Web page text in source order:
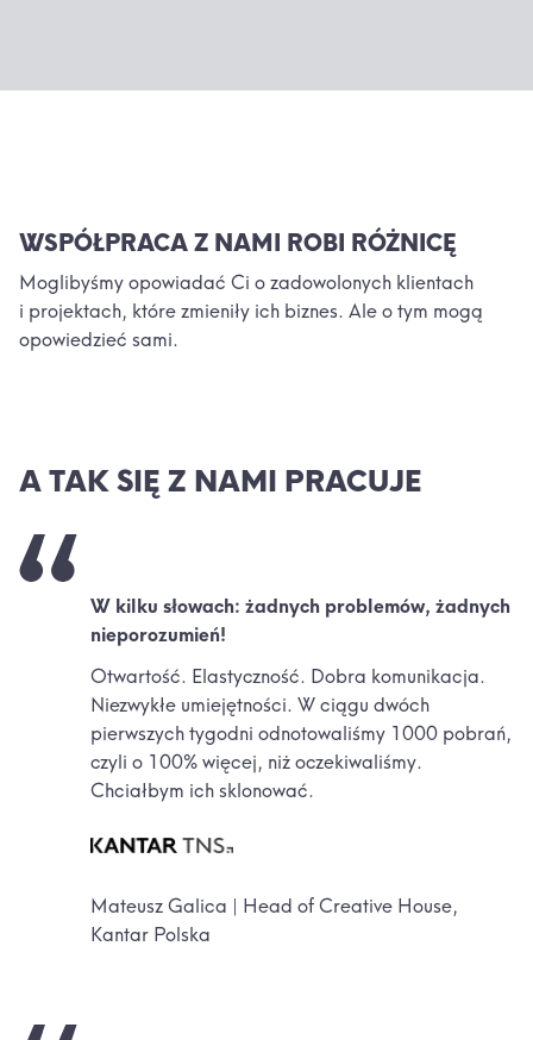
WSPÓŁPRACA Z NAMI ROBI RÓŻNICĘ
Moglibyśmy opowiadać Ci o zadowolonych klientach
i projektach, które zmieniły ich biznes. Ale o tym mogą
opowiedzieć sami.
A TAK SIĘ Z NAMI PRACUJE
W kilku słowach: żadnych problemów, żadnych
nieporozumień!
Otwartość. Elastyczność. Dobra komunikacja.
Niezwykłe umiejętności. W ciągu dwóch
pierwszych tygodni odnotowaliśmy 1000 pobrań,
czyli o 100% więcej, niż oczekiwaliśmy.
Chciałbym ich sklonować.
Mateusz Galica | Head of Creative House,
Kantar Polska